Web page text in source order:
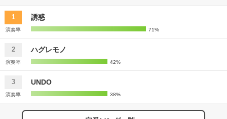
1 誘惑
演奏率 71%
2 ハグレモノ
演奏率 42%
3 UNDO
演奏率 38%